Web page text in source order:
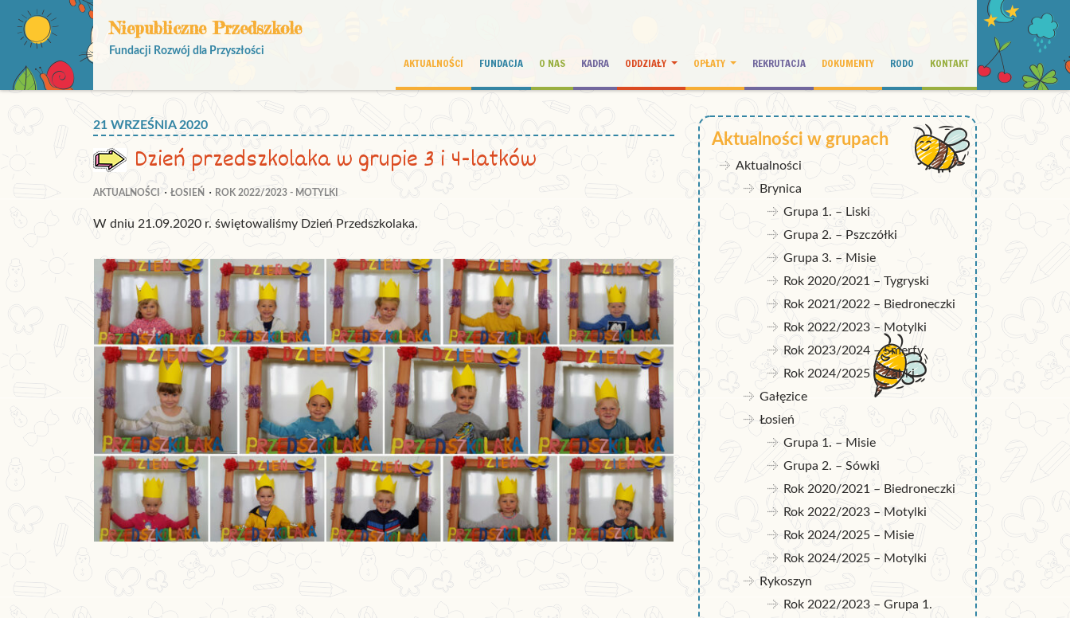
Niepubliczne Przedszkole
Fundacji Rozwój dla Przyszłości
AKTUALNOŚCI FUNDACJA O NAS KADRA ODDZIAŁY OPŁATY REKRUTACJA DOKUMENTY RODO KONTAKT
21 WRZEŚNIA 2020
Dzień przedszkolaka w grupie 3 i 4-latków
AKTUALNOŚCI ŁOSIEŃ ROK 2022/2023 - MOTYLKI
W dniu 21.09.2020 r. świętowaliśmy Dzień Przedszkolaka.
Aktualności w grupach
Aktualności
Brynica
Grupa 1. – Liski
Grupa 2. – Pszczółki
Grupa 3. – Misie
Rok 2020/2021 – Tygryski
Rok 2021/2022 – Biedroneczki
Rok 2022/2023 – Motylki
Rok 2023/2024 – Smerfy
Rok 2024/2025 – Żabki
Gałęzice
Łosień
Grupa 1. – Misie
Grupa 2. – Sówki
Rok 2020/2021 – Biedroneczki
Rok 2022/2023 – Motylki
Rok 2024/2025 – Misie
Rok 2024/2025 – Motylki
Rykoszyn
Rok 2022/2023 – Grupa 1.